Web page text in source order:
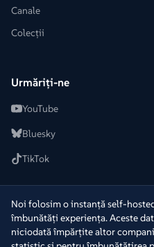
Canale
Colecții
Urmăriți-ne
YouTube
Bluesky
TikTok
© 2022-2026 +2Télé. Toate
Warpy
Noi folosim o instanță self-
îmbunătăți experiența. Aceste
niciodată împărțite altor